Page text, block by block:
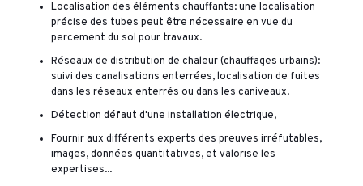
Localisation des éléments chauffants: une localisation
précise des tubes peut être nécessaire en vue du
percement du sol pour travaux.
Réseaux de distribution de chaleur (chauffages urbains):
suivi des canalisations enterrées, localisation de fuites
dans les réseaux enterrés ou dans les caniveaux.
Détection défaut d'une installation électrique,
Fournir aux différents experts des preuves irréfutables,
images, données quantitatives, et valorise les
expertises...